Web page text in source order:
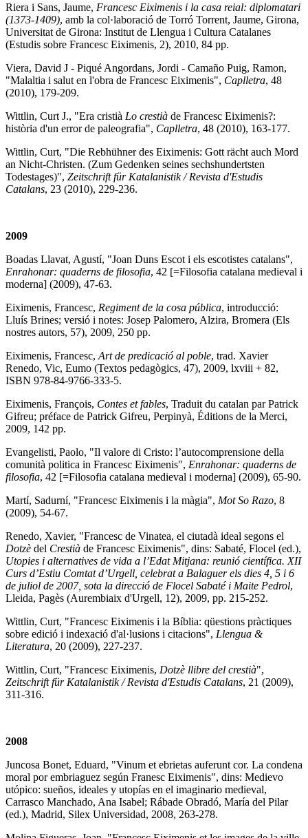
Riera i Sans, Jaume, Francesc Eiximenis i la casa reial: diplomatari
(1373-1409), amb la col·laboració de Torró Torrent, Jaume, Girona,
Universitat de Girona: Institut de Llengua i Cultura Catalanes
(Estudis sobre Francesc Eiximenis, 2), 2010, 84 pp.
Viera, David J - Piqué Angordans, Jordi - Camaño Puig, Ramon,
"Malaltia i salut en l'obra de Francesc Eiximenis", Caplletra, 48
(2010), 179-209.
Wittlin, Curt J., "Era cristià Lo crestià de Francesc Eiximenis?:
història d'un error de paleografia", Caplletra, 48 (2010), 163-177.
Wittlin, Curt, "Die Rebhühner des Eiximenis: Gott rächt auch Mord
an Nicht-Christen. (Zum Gedenken seines sechshundertsten
Todestages)", Zeitschrift für Katalanistik / Revista d'Estudis
Catalans, 23 (2010), 229-236.
2009
Boadas Llavat, Agustí, "Joan Duns Escot i els escotistes catalans",
Enrahonar: quaderns de filosofia, 42 [=Filosofia catalana medieval i
moderna] (2009), 47-63.
Eiximenis, Francesc, Regiment de la cosa pública, introducció:
Lluís Brines; versió i notes: Josep Palomero, Alzira, Bromera (Els
nostres autors, 57), 2009, 250 pp.
Eiximenis, Francesc, Art de predicació al poble, trad. Xavier
Renedo, Vic, Eumo (Textos pedagògics, 47), 2009, lxviii + 82,
ISBN 978-84-9766-333-5.
Eiximenis, François, Contes et fables, Traduit du catalan par Patrick
Gifreu; préface de Patrick Gifreu, Perpinyà, Éditions de la Merci,
2009, 142 pp.
Evangelisti, Paolo, "Il valore di Cristo: l’autocomprensione della
comunità politica in Francesc Eiximenis", Enrahonar: quaderns de
filosofia, 42 [=Filosofia catalana medieval i moderna] (2009), 65-90.
Martí, Sadurní, "Francesc Eiximenis i la màgia", Mot So Razo, 8
(2009), 54-67.
Renedo, Xavier, "Francesc de Vinatea, el ciutadà ideal segons el
Dotzè del Crestià de Francesc Eiximenis", dins: Sabaté, Flocel (ed.),
Utopies i alternatives de vida a l’Edat Mitjana: reunió científica. XII
Curs d’Estiu Comtat d’Urgell, celebrat a Balaguer els dies 4, 5 i 6
de juliol de 2007, sota la direcció de Flocel Sabaté i Maite Pedrol,
Lleida, Pagès (Aurembiaix d'Urgell, 12), 2009, pp. 215-252.
Wittlin, Curt, "Francesc Eiximenis i la Bíblia: qüestions pràctiques
sobre edició i indexació d'al·lusions i citacions", Llengua &
Literatura, 20 (2009), 227-237.
Wittlin, Curt, "Francesc Eiximenis, Dotzè llibre del crestià",
Zeitschrift für Katalanistik / Revista d'Estudis Catalans, 21 (2009),
311-316.
2008
Juncosa Bonet, Eduard, "Vinum et ebrietas auferunt cor. La condena
moral por embriaguez según Franesc Eiximenis", dins: Medievo
utópico: sueños, ideales y utopías en el imaginario medieval,
Carrasco Manchado, Ana Isabel; Rábade Obradó, María del Pilar
(ed.), Madrid, Silex Universidad, 2008, 263-278.